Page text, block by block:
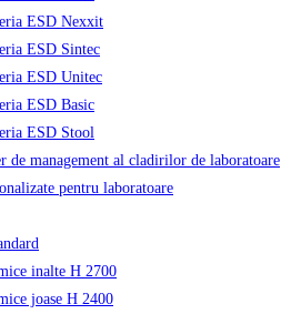
ESD Nexxit
ESD Sintec
ESD Unitec
ESD Basic
ESD Stool
de management al cladirilor de laboratoare
pentru laboratoare
inalte H 2700
joase H 2400